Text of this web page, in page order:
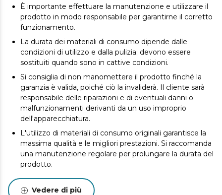
È importante effettuare la manutenzione e utilizzare il
prodotto in modo responsabile per garantirne il corretto
funzionamento.
La durata dei materiali di consumo dipende dalle
condizioni di utilizzo e dalla pulizia; devono essere
sostituiti quando sono in cattive condizioni.
Si consiglia di non manomettere il prodotto finché la
garanzia è valida, poiché ciò la invaliderà. Il cliente sarà
responsabile delle riparazioni e di eventuali danni o
malfunzionamenti derivanti da un uso improprio
dell'apparecchiatura.
L'utilizzo di materiali di consumo originali garantisce la
massima qualità e le migliori prestazioni. Si raccomanda
una manutenzione regolare per prolungare la durata del
prodotto.
Vedere di più